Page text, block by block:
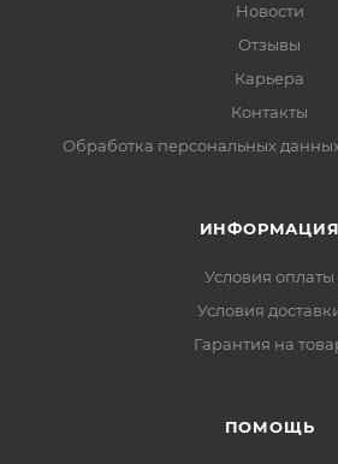
Новости
Отзывы
Карьера
Контакты
Обработка персональных
ИНФОРМАЦИЯ
Условия оплаты
Условия
Гарантия на
ПОМОЩЬ